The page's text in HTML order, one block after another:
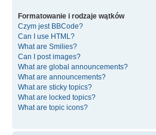
Formatowanie i rodzaje wątków
Czym jest BBCode?
Can I use HTML?
What are Smilies?
Can I post images?
What are global announcements?
What are announcements?
What are sticky topics?
What are locked topics?
What are topic icons?